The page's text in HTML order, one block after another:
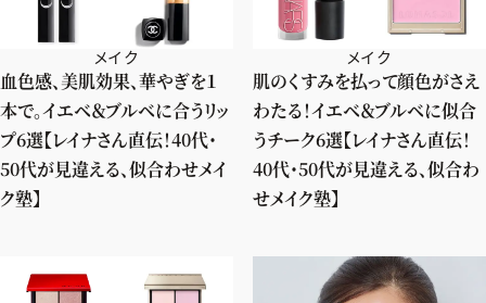
メイク
血色感、美肌効果、華やぎを１
本で。イエベ＆ブルベに合うリッ
プ6選【レイナさん直伝！40代・
50代が見違える、似合わせメイ
ク塾】
メイク
肌のくすみを払って顔色がさえ
わたる！イエベ＆ブルベに似合
うチーク6選【レイナさん直伝！
40代・50代が見違える、似合わ
せメイク塾】